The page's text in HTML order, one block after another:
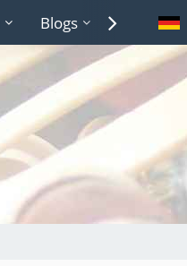
Blogs Lexikon